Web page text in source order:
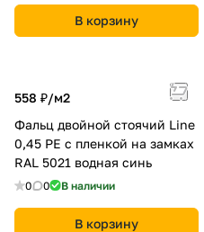
В корзину
558 ₽/м2
Фальц двойной стоячий Line
0,45 PE с пленкой на замках
RAL 5021 водная синь
0 0 В наличии
В корзину